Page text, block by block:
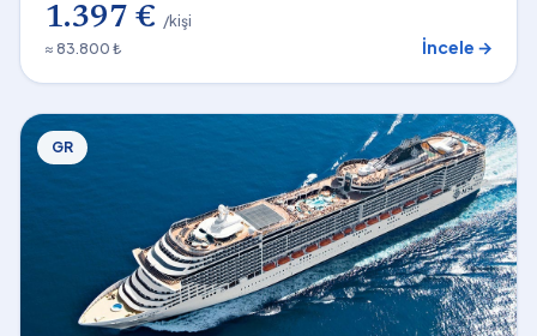
1.397 € /kişi
≈ 83.800 ₺
İncele →
GR